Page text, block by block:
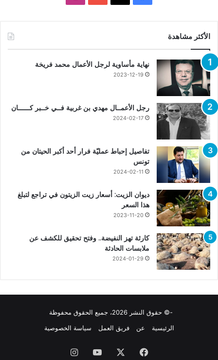
الأكثر مشاهدة
نهاية مأساوية لرجل الأعمال محمد فريخة
2023-12-19
رجل الأعمــال مهدي بن غربية فــي خــبر كــــــان
2024-02-17
تفاصيل إحباط عمليّة فرار أحد أكبر الحيتان من
تونس
2024-02-11
ديوان الزيت: أسعار زيت الزيتون في تراجع لتبلغ
هذا السعر
2023-11-20
كارثة تهز النفيضة.. وفتح تحقيق للكشف عن
ملابسات الحادثة
2024-01-29
-© حقوق النشر 2026، جميع الحقوق محفوظة
الرئيسية
عن فريق العمل سياسة الخصوصية
فيسبوك يوتيوبانستقرام